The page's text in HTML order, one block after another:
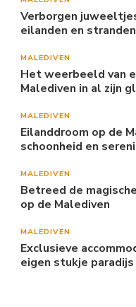
Verborgen
eilanden en stranden
MALEDIVEN
Het weerbeeld van
Malediven in al zijn
MALEDIVEN
Eilanddroom op de
schoonheid en
MALEDIVEN
Betreed de
op de Malediven
MALEDIVEN
Exclusieve
eigen stukje paradijs